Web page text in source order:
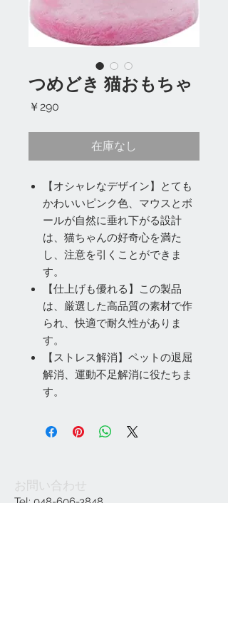
つめどき 猫おもちゃ
￥290
在庫なし
【オシャレなデザイン】とても
かわいいピンク色、マウスとボ
ールが自然に垂れ下がる設計
は、猫ちゃんの好奇心を満た
し、注意を引くことができま
す。
【仕上げも優れる】この製品
は、厳選した高品質の素材で作
られ、快適で耐久性がありま
す。
【ストレス解消】ペットの退屈
解消、運動不足解消に役たちま
す。
お問い合わせ
Tel: 048-606-3848